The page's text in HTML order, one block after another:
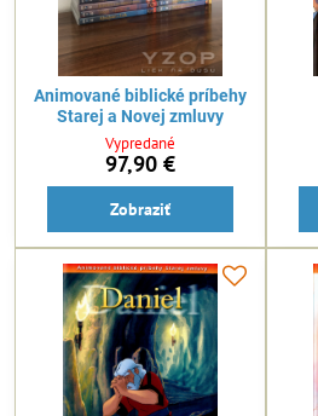
Animované biblické príbehy
Starej a Novej zmluvy
Vypredané
97,90 €
Zobraziť